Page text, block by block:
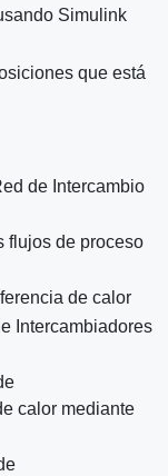
Simulink
que está
de Intercambio
flujos de proceso
de calor
Intercambiadores
calor mediante